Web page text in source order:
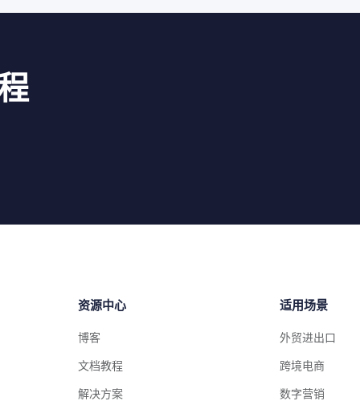
资源中心
博客
文档教程
解决方案
适用场景
外贸进出口
跨境电商
数字营销